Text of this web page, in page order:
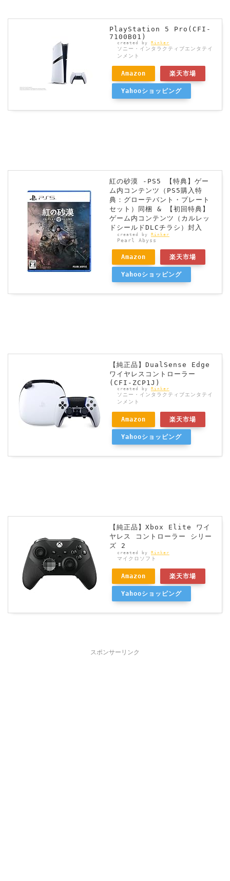
PlayStation 5 Pro(CFI-
7100B01)
created by Rinker
ソニー・インタラクティブエンタテイ
ンメント
Amazon 楽天市場
Yahooショッピング
紅の砂漠 -PS5 【特典】ゲー
ム内コンテンツ（PS5購入特
典：グローテバント・プレート
セット）同梱 & 【初回特典】
ゲーム内コンテンツ（カルレッ
ドシールドDLCチラシ）封入
created by Rinker
Pearl Abyss
Amazon 楽天市場
Yahooショッピング
【純正品】DualSense Edge
ワイヤレスコントローラー
(CFI-ZCP1J)
created by Rinker
ソニー・インタラクティブエンタテイ
ンメント
Amazon 楽天市場
Yahooショッピング
【純正品】Xbox Elite ワイ
ヤレス コントローラー シリー
ズ 2
created by Rinker
マイクロソフト
Amazon 楽天市場
Yahooショッピング
スポンサーリンク